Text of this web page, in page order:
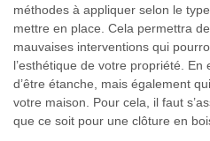
méthodes à appliquer selon le
mettre en place. Cela permettra
mauvaises interventions qui
l’esthétique de votre propriété.
d’être étanche, mais également
votre maison. Pour cela, il faut
que ce soit pour une clôture en